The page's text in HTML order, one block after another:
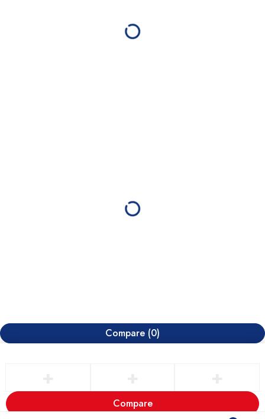
Compare (0)
Compare